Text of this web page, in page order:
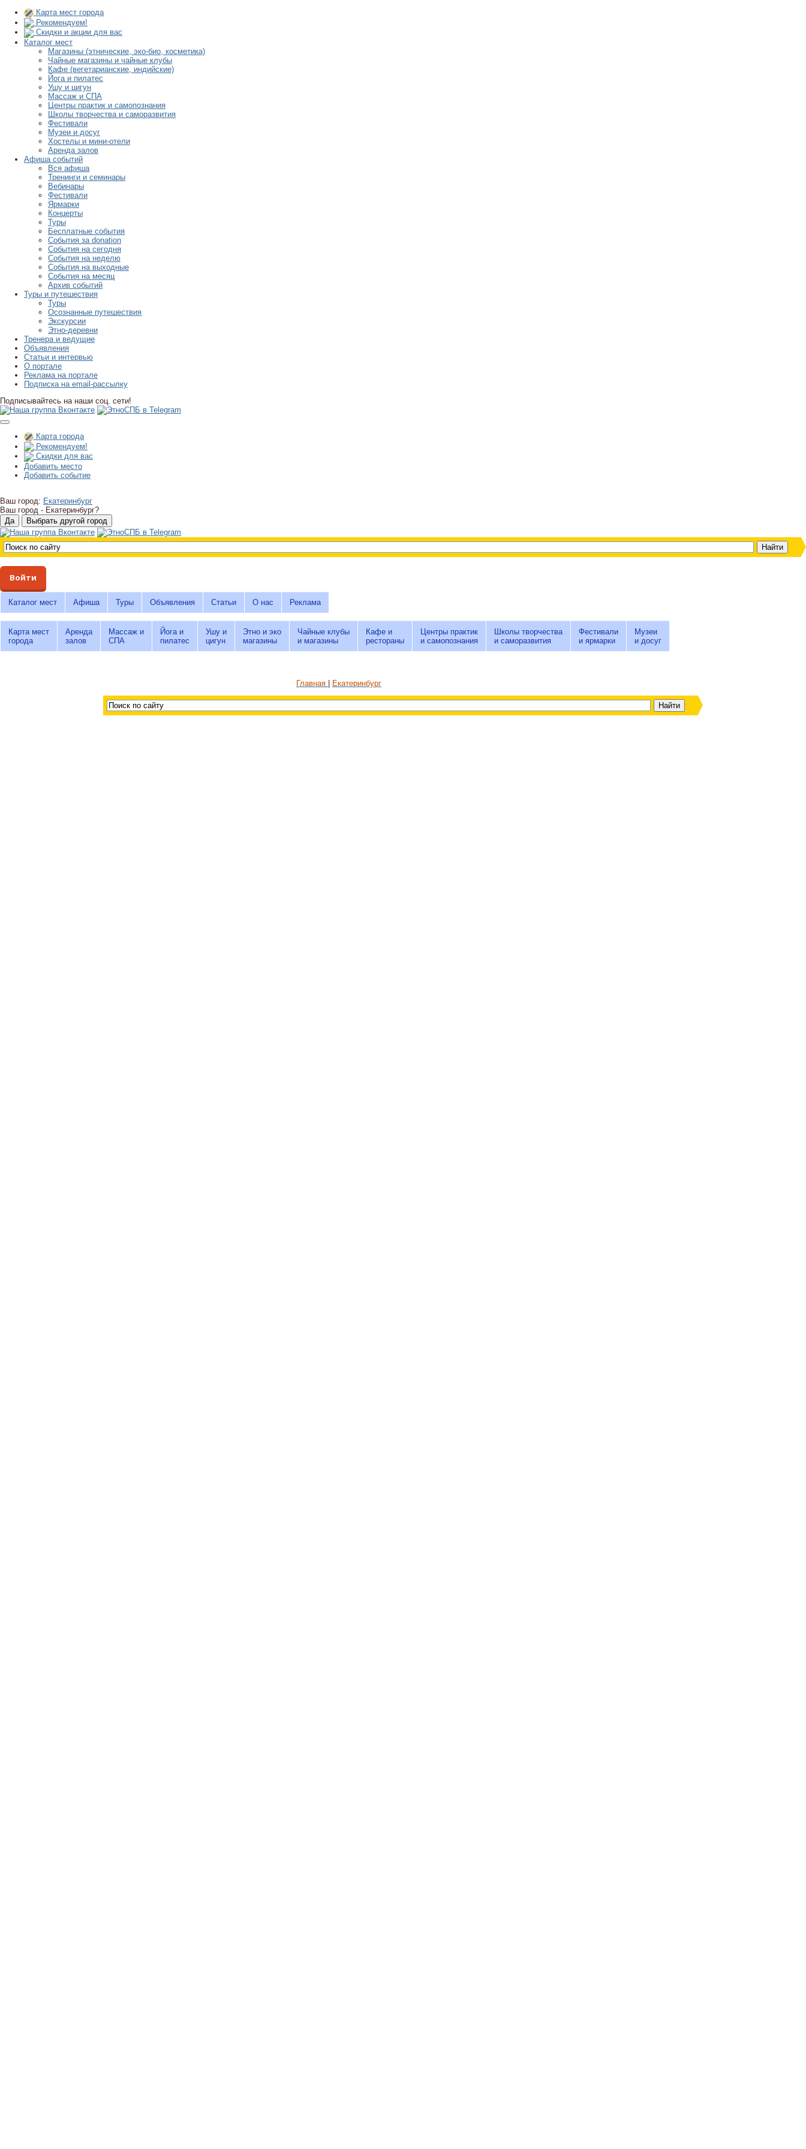
Карта мест города
Рекомендуем!
Скидки и акции для вас
Каталог мест
Магазины (этнические, эко-био, косметика)
Чайные магазины и чайные клубы
Кафе (вегетарианские, индийские)
Йога и пилатес
Ушу и цигун
Массаж и СПА
Центры практик и самопознания
Школы творчества и саморазвития
Фестивали
Музеи и досуг
Хостелы и мини-отели
Аренда залов
Афиша событий
Вся афиша
Тренинги и семинары
Вебинары
Фестивали
Ярмарки
Концерты
Туры
Бесплатные события
События за donation
События на сегодня
События на неделю
События на выходные
События на месяц
Архив событий
Туры и путешествия
Туры
Осознанные путешествия
Экскурсии
Этно-деревни
Тренера и ведущие
Объявления
Статьи и интервью
О портале
Реклама на портале
Подписка на email-рассылку
Подписывайтесь на наши соц. сети!
Карта города
Рекомендуем!
Скидки для вас
Добавить место
Добавить событие
Ваш город: Екатеринбург
Ваш город - Екатеринбург?
Войти
Каталог мест Афиша Туры Объявления Статьи О нас Реклама
Карта мест
города
Аренда
залов
Массаж и
СПА
Йога и
пилатес
Ушу и
цигун
Этно и эко
магазины
Чайные клубы
и магазины
Кафе и
рестораны
Центры практик
и самопознания
Школы творчества
и саморазвития
Фестивали
и ярмарки
Музеи
и досуг
Главная Екатеринбург